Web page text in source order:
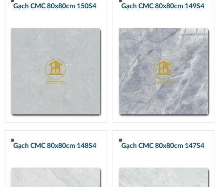
Gạch CMC 80x80cm 150S4 Gạch CMC 80x80cm 149S4
Gạch CMC 80x80cm 148S4 Gạch CMC 80x80cm 147S4